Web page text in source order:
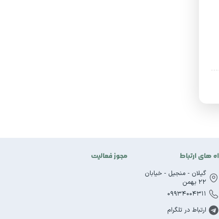
های ارتباط
گیلان - منجیل - خیابان
22 بهمن
09934004311
ارتباط در تلگرام
مجوز فعالیت